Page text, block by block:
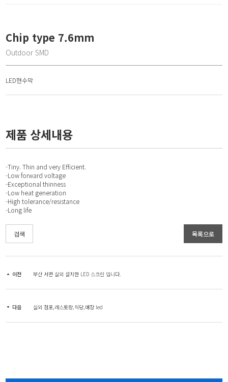
Chip type 7.6mm
Outdoor SMD
LED현수막
제품 상세내용
-Tiny. Thin and very Efficient.
-Low forward voltage
-Exceptional thinness
-Low heat generation
-High tolerance/resistance
-Long life
검색 목록으로
이전 부산 서면 실외 설치한 LED 스크린 입니다.
다음 실외 점포,레스토랑,식당,매장 led